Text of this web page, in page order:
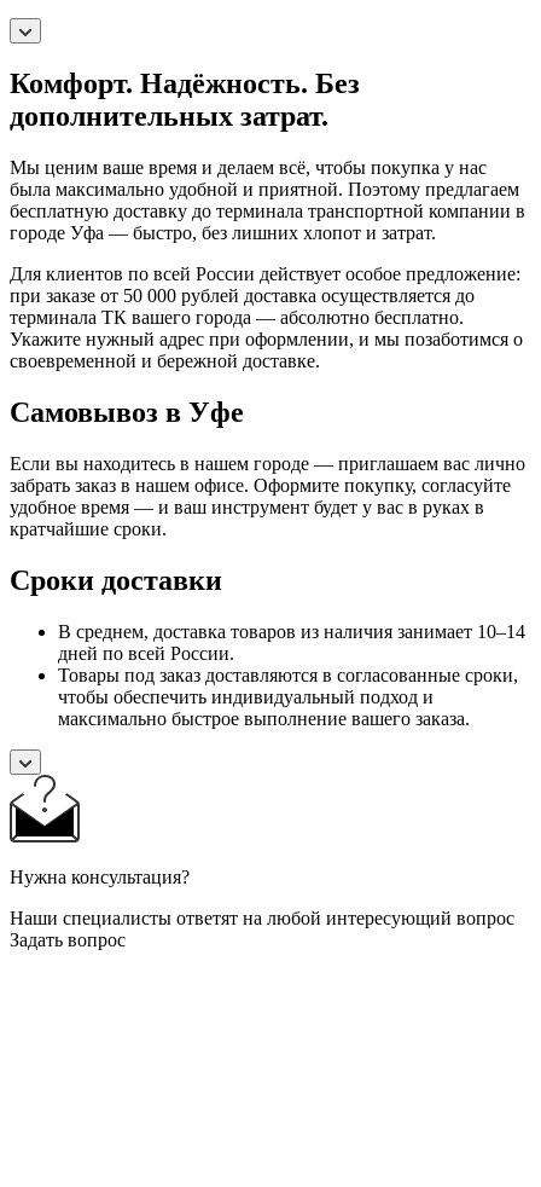
Комфорт. Надёжность. Без
дополнительных затрат.
Мы ценим ваше время и делаем всё, чтобы покупка у нас
была максимально удобной и приятной. Поэтому предлагаем
бесплатную доставку до терминала транспортной компании в
городе Уфа — быстро, без лишних хлопот и затрат.
Для клиентов по всей России действует особое предложение:
при заказе от 50 000 рублей доставка осуществляется до
терминала ТК вашего города — абсолютно бесплатно.
Укажите нужный адрес при оформлении, и мы позаботимся о
своевременной и бережной доставке.
Самовывоз в Уфе
Если вы находитесь в нашем городе — приглашаем вас лично
забрать заказ в нашем офисе. Оформите покупку, согласуйте
удобное время — и ваш инструмент будет у вас в руках в
кратчайшие сроки.
Сроки доставки
В среднем, доставка товаров из наличия занимает 10–14
дней по всей России.
Товары под заказ доставляются в согласованные сроки,
чтобы обеспечить индивидуальный подход и
максимально быстрое выполнение вашего заказа.
Нужна консультация?
Наши специалисты ответят на любой интересующий вопрос
Задать вопрос